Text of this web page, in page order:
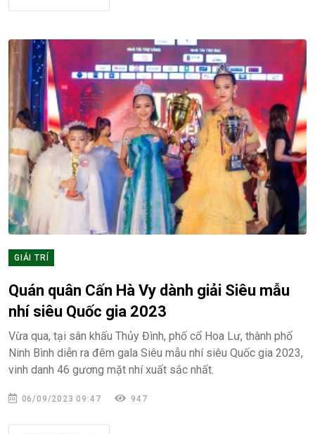
GIẢI TRÍ
Quán quân Cấn Hà Vy dành giải Siêu mẫu
nhí siêu Quốc gia 2023
Vừa qua, tại sân khấu Thủy Đình, phố cổ Hoa Lư, thành phố
Ninh Bình diễn ra đêm gala Siêu mẫu nhí siêu Quốc gia 2023,
vinh danh 46 gương mặt nhí xuất sắc nhất.
06/09/2023 09:47 947